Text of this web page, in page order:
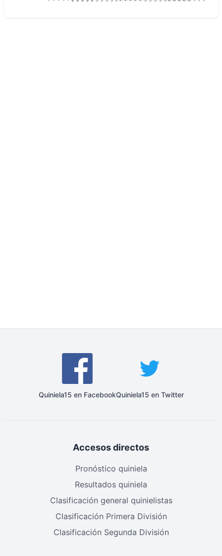
Quiniela15 en FacebookQuiniela15 en Twitter
Accesos directos
Pronóstico quiniela
Resultados quiniela
Clasificación general quinielistas
Clasificación Primera División
Clasificación Segunda División